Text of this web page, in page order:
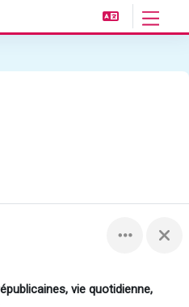
vie quotidienne,